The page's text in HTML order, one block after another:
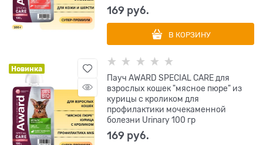
169 руб.
В КОРЗИНУ
Новинка
Пауч AWARD SPECIAL CARE для
взрослых кошек "мясное пюре" из
курицы с кроликом для
профилактики мочекаменной
болезни Urinary 100 гр
169 руб.